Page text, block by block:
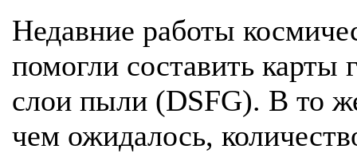
Недавние работы
помогли составить карты
слои пыли (DSFG). В то
чем ожидалось,